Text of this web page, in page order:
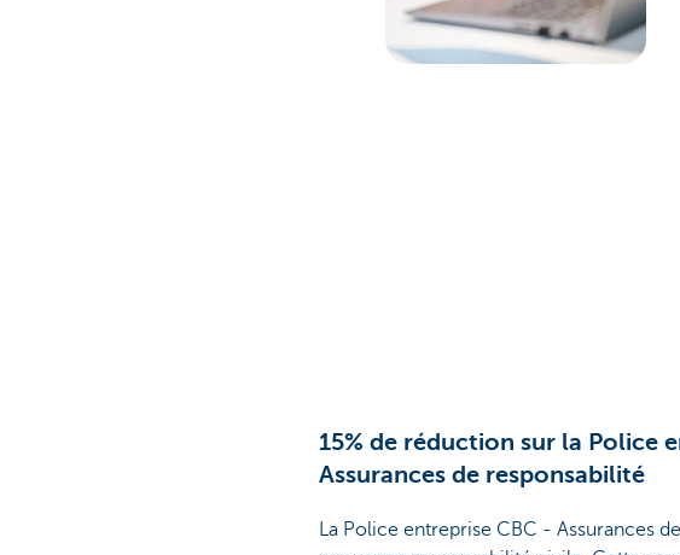
15% de réduction sur la Police
Assurances de responsabilité
La Police entreprise CBC - Assurances